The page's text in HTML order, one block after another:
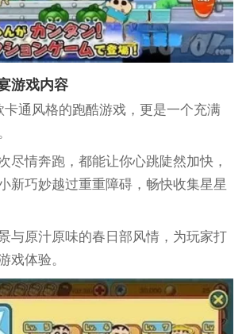
游戏内容
卡通风格的跑酷游戏，更是一个充满
尽情奔跑，都能让你心跳陡然加快，
新巧妙越过重重障碍，畅快收集星星
与原汁原味的春日部风情，为玩家打
戏体验。